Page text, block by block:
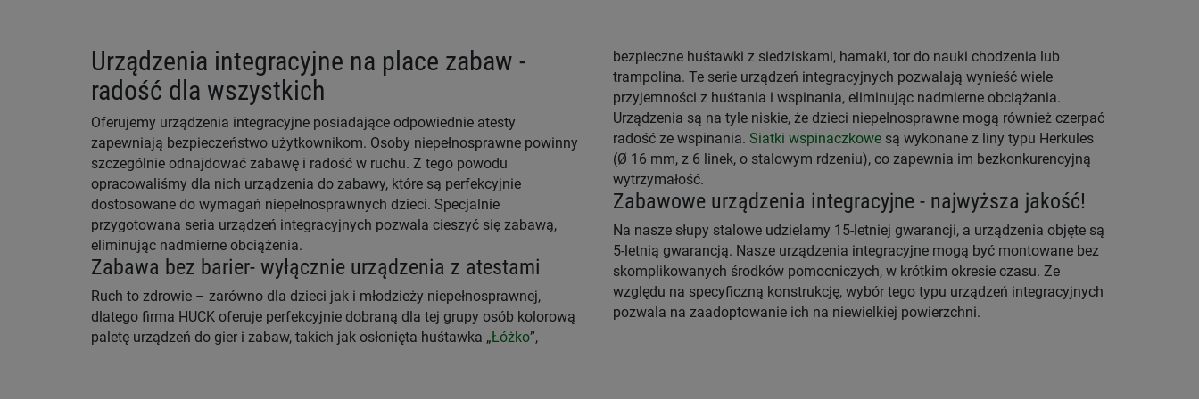
Urządzenia integracyjne na place zabaw -
radość dla wszystkich
Oferujemy urządzenia integracyjne posiadające odpowiednie atesty
zapewniają bezpieczeństwo użytkownikom. Osoby niepełnosprawne powinny
szczególnie odnajdować zabawę i radość w ruchu. Z tego powodu
opracowaliśmy dla nich urządzenia do zabawy, które są perfekcyjnie
dostosowane do wymagań niepełnosprawnych dzieci. Specjalnie
przygotowana seria urządzeń integracyjnych pozwala cieszyć się zabawą,
eliminując nadmierne obciążenia.
Zabawa bez barier- wyłącznie urządzenia z atestami
Ruch to zdrowie – zarówno dla dzieci jak i młodzieży niepełnosprawnej,
dlatego firma HUCK oferuje perfekcyjnie dobraną dla tej grupy osób kolorową
paletę urządzeń do gier i zabaw, takich jak osłonięta huśtawka „Łóżko”,
bezpieczne huśtawki z siedziskami, hamaki, tor do nauki chodzenia lub
trampolina. Te serie urządzeń integracyjnych pozwalają wynieść wiele
przyjemności z huśtania i wspinania, eliminując nadmierne obciążania.
Urządzenia są na tyle niskie, że dzieci niepełnosprawne mogą również czerpać
radość ze wspinania. Siatki wspinaczkowe są wykonane z liny typu Herkules
(Ø 16 mm, z 6 linek, o stalowym rdzeniu), co zapewnia im bezkonkurencyjną
wytrzymałość.
Zabawowe urządzenia integracyjne - najwyższa jakość!
Na nasze słupy stalowe udzielamy 15-letniej gwarancji, a urządzenia objęte są
5-letnią gwarancją. Nasze urządzenia integracyjne mogą być montowane bez
skomplikowanych środków pomocniczych, w krótkim okresie czasu. Ze
względu na specyficzną konstrukcję, wybór tego typu urządzeń integracyjnych
pozwala na zaadoptowanie ich na niewielkiej powierzchni.